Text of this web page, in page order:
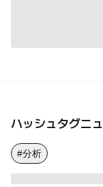
ハッシュタグニ
#分析